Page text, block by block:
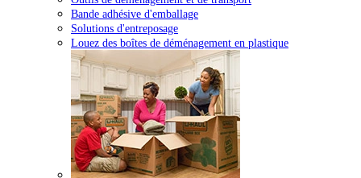
Bande adhésive d'emballage
Solutions d'entreposage
Louez des boîtes de déménagement en plastique